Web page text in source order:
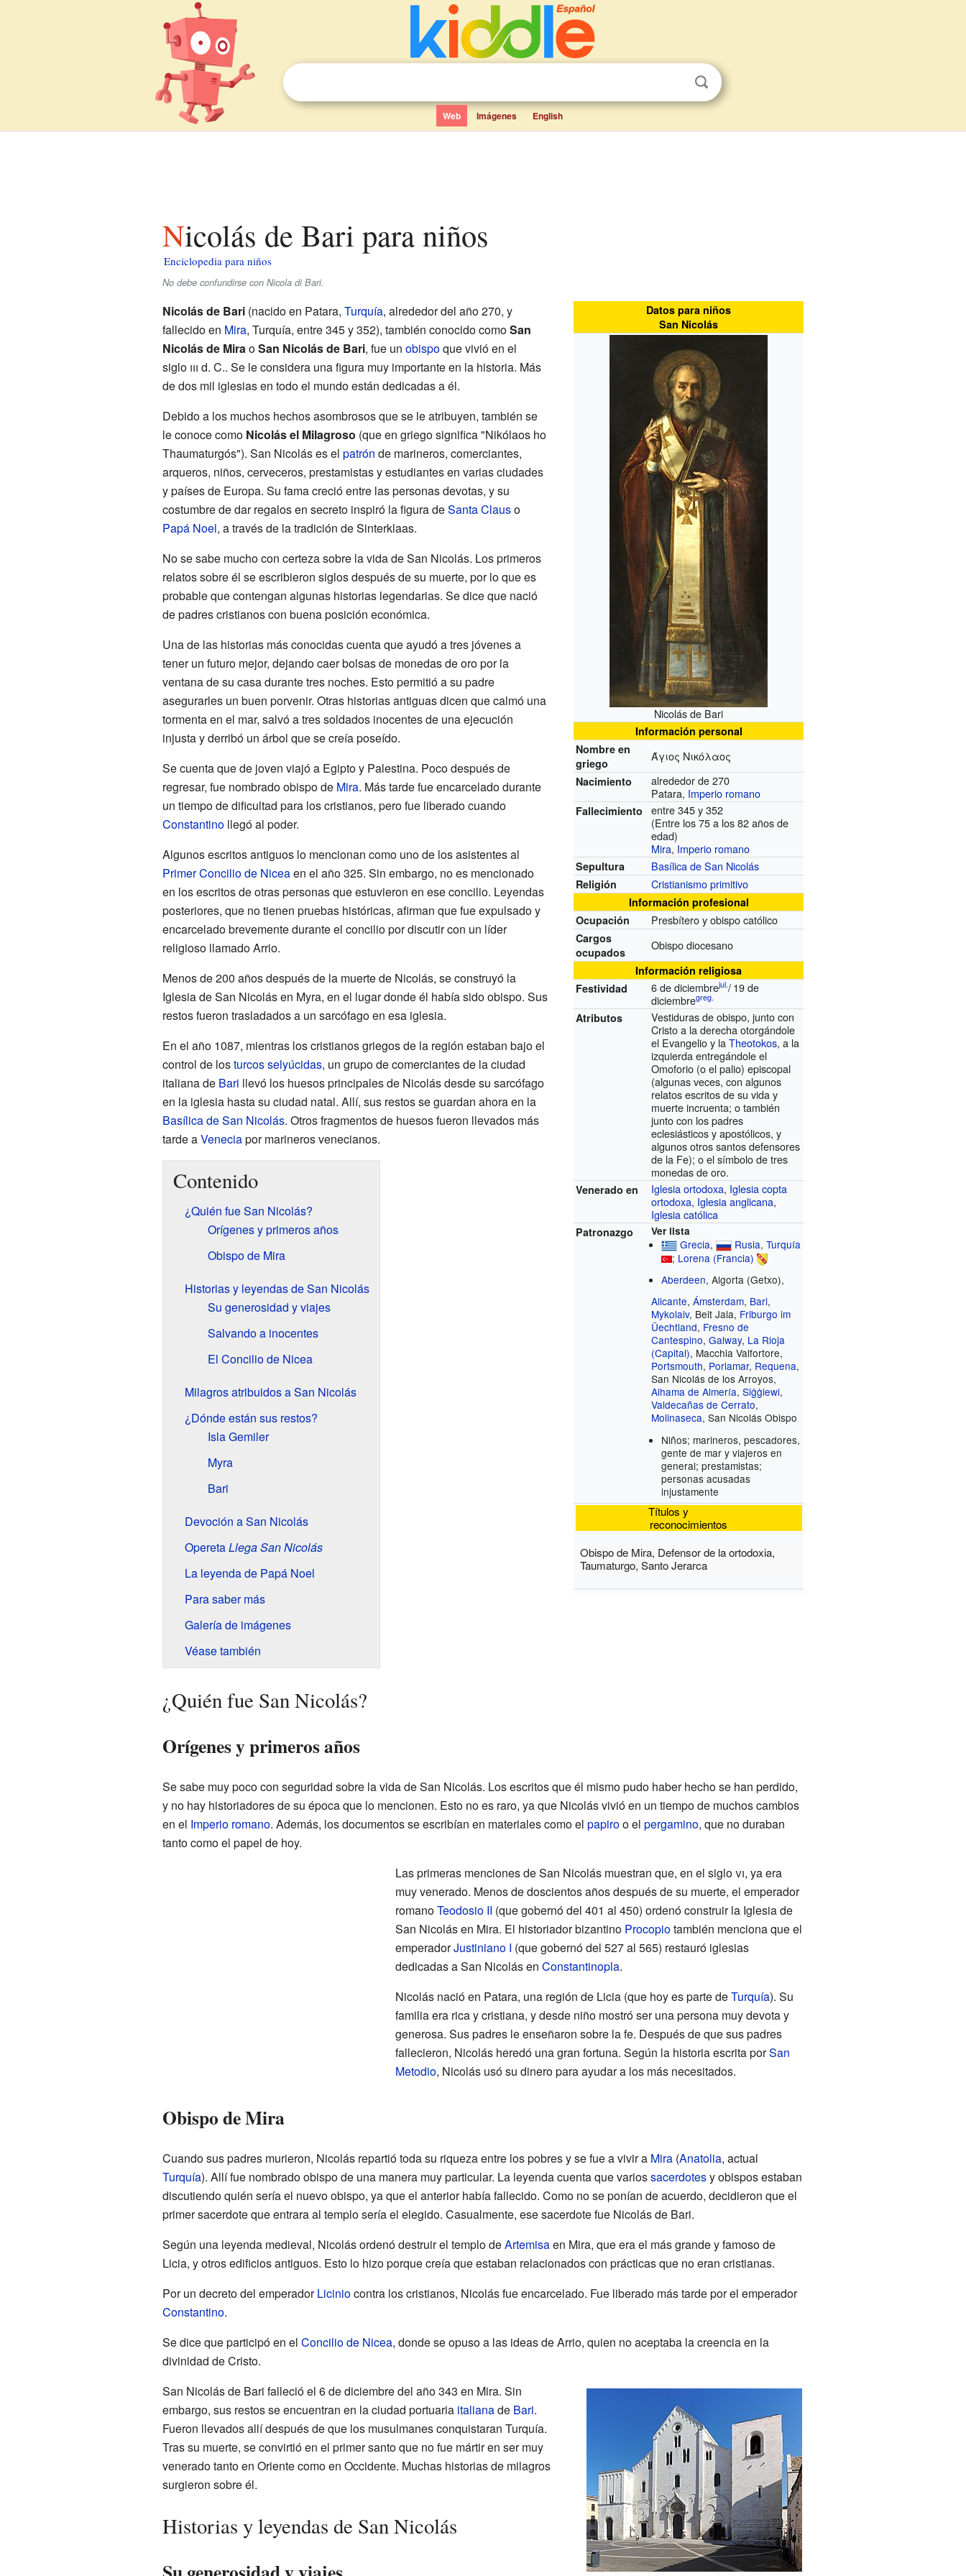
Web Imágenes English
Nicolás de Bari para niños
Enciclopedia para niños
No debe confundirse con Nicola di Bari.
Datos para niños
San Nicolás
Nicolás de Bari
Información personal
Nombre en
griego
Άγιος Νικόλαος
Nacimiento
alrededor de 270
Patara, Imperio romano
Fallecimiento
entre 345 y 352
(Entre los 75 a los 82 años de
edad)
Mira, Imperio romano
Sepultura Basílica de San Nicolás
Religión Cristianismo primitivo
Información profesional
Ocupación
Presbítero y obispo católico
Cargos
ocupados
Obispo diocesano
Información religiosa
Festividad
6 de diciembrejul./19 de
diciembregreg.
Atributos
Vestiduras de obispo, junto con
Cristo a la derecha otorgándole
el Evangelio y laTheotokos, a la
izquierda entregándole el
Omoforio (o el palio) episcopal
(algunas veces, con algunos
relatos escritos de su vida y
muerte incruenta; o también
junto con los padres
eclesiásticos y apostólicos, y
algunos otros santos defensores
de la Fe); o el símbolo de tres
monedas de oro.
Venerado en Iglesia ortodoxa, Iglesia copta
ortodoxa, Iglesia anglicana,
Iglesia católica
Patronazgo Ver lista
Grecia, Rusia, Turquía
; Lorena (Francia)
Aberdeen, Algorta (Getxo),
Alicante,Ámsterdam, Bari,
Mykolaiv, Beit Jala, Friburgo im
Üechtland, Fresno de
Cantespino,Galway, La Rioja
(Capital), Macchia Valfortore,
Portsmouth, Porlamar, Requena,
San Nicolás de los Arroyos,
Alhama de Almería,Siġġiewi,
Valdecañas de Cerrato,
Molinaseca, San Nicolás Obispo
Niños; marineros, pescadores,
gente de mar y viajeros en
general; prestamistas;
personas acusadas
injustamente
Títulos y
reconocimientos
Obispo de Mira, Defensor de la ortodoxia,
Taumaturgo, Santo Jerarca
Nicolás de Bari(nacido en Patara, Turquía, alrededor del año 270, y
fallecido en Mira, Turquía, entre 345 y 352), también conocido comoSan
Nicolás de MiraoSan Nicolás de Bari, fue un obispoque vivió en el
siglo iii d. C.. Se le considera una figura muy importante en la historia. Más
de dos mil iglesias en todo el mundo están dedicadas a él.
Debido a los muchos hechos asombrosos que se le atribuyen, también se
le conoce como Nicolás el Milagroso (que en griego significa "Nikólaos ho
Thaumaturgós"). San Nicolás es el patrón de marineros, comerciantes,
arqueros, niños, cerveceros, prestamistas y estudiantes en varias ciudades
y países de Europa. Su fama creció entre las personas devotas, y su
costumbre de dar regalos en secreto inspiró la figura deSanta Clauso
Papá Noel, a través de la tradición de Sinterklaas.
No se sabe mucho con certeza sobre la vida de San Nicolás. Los primeros
relatos sobre él se escribieron siglos después de su muerte, por lo que es
probable que contengan algunas historias legendarias. Se dice que nació
de padres cristianos con buena posición económica.
Una de las historias más conocidas cuenta que ayudó a tres jóvenes a
tener un futuro mejor, dejando caer bolsas de monedas de oro por la
ventana de su casa durante tres noches. Esto permitió a su padre
asegurarles un buen porvenir. Otras historias antiguas dicen que calmó una
tormenta en el mar, salvó a tres soldados inocentes de una ejecución
injusta y derribó un árbol que se creía poseído.
Se cuenta que de joven viajó a Egipto y Palestina. Poco después de
regresar, fue nombrado obispo de Mira. Más tarde fue encarcelado durante
un tiempo de dificultad para los cristianos, pero fue liberado cuando
Constantinollegó al poder.
Algunos escritos antiguos lo mencionan como uno de los asistentes al
Primer Concilio de Niceaen el año 325. Sin embargo, no es mencionado
en los escritos de otras personas que estuvieron en ese concilio. Leyendas
posteriores, que no tienen pruebas históricas, afirman que fue expulsado y
encarcelado brevemente durante el concilio por discutir con un líder
religioso llamado Arrio.
Menos de 200 años después de la muerte de Nicolás, se construyó la
Iglesia de San Nicolás en Myra, en el lugar donde él había sido obispo. Sus
restos fueron trasladados a un sarcófago en esa iglesia.
En el año 1087, mientras los cristianos griegos de la región estaban bajo el
control de losturcos selyúcidas, un grupo de comerciantes de la ciudad
italiana de Bari llevó los huesos principales de Nicolás desde su sarcófago
en la iglesia hasta su ciudad natal. Allí, sus restos se guardan ahora en la
Basílica de San Nicolás. Otros fragmentos de huesos fueron llevados más
tarde aVeneciapor marineros venecianos.
Contenido
¿Quién fue San Nicolás?
Orígenes y primeros años
Obispo de Mira
Historias y leyendas de San Nicolás
Su generosidad y viajes
Salvando a inocentes
El Concilio de Nicea
Milagros atribuidos a San Nicolás
¿Dónde están sus restos?
Isla Gemiler
Myra
Bari
Devoción a San Nicolás
OperetaLlega San Nicolás
La leyenda de Papá Noel
Para saber más
Galería de imágenes
Véase también
¿Quién fue San Nicolás?
Orígenes y primeros años
Se sabe muy poco con seguridad sobre la vida de San Nicolás. Los escritos que él mismo pudo haber hecho se han perdido,
y no hay historiadores de su época que lo mencionen. Esto no es raro, ya que Nicolás vivió en un tiempo de muchos cambios
en el Imperio romano. Además, los documentos se escribían en materiales como el papiroo el pergamino, que no duraban
tanto como el papel de hoy.
Las primeras menciones de San Nicolás muestran que, en el siglovi, ya era
muy venerado. Menos de doscientos años después de su muerte, el emperador
romanoTeodosio II (que gobernó del 401 al 450) ordenó construir la Iglesia de
San Nicolás en Mira. El historiador bizantino Procopiotambién menciona que el
emperadorJustiniano I (que gobernó del 527 al 565) restauró iglesias
dedicadas a San Nicolás en Constantinopla.
Nicolás nació en Patara, una región de Licia (que hoy es parte deTurquía). Su
familia era rica y cristiana, y desde niño mostró ser una persona muy devota y
generosa. Sus padres le enseñaron sobre la fe. Después de que sus padres
fallecieron, Nicolás heredó una gran fortuna. Según la historia escrita porSan
Metodio, Nicolás usó su dinero para ayudar a los más necesitados.
Obispo de Mira
Cuando sus padres murieron, Nicolás repartió toda su riqueza entre los pobres y se fue a vivir a Mira(Anatolia, actual
Turquía). Allí fue nombrado obispo de una manera muy particular. La leyenda cuenta que variossacerdotesy obispos estaban
discutiendo quién sería el nuevo obispo, ya que el anterior había fallecido. Como no se ponían de acuerdo, decidieron que el
primer sacerdote que entrara al templo sería el elegido. Casualmente, ese sacerdote fue Nicolás de Bari.
Según una leyenda medieval, Nicolás ordenó destruir el templo deArtemisaen Mira, que era el más grande y famoso de
Licia, y otros edificios antiguos. Esto lo hizo porque creía que estaban relacionados con prácticas que no eran cristianas.
Por un decreto del emperadorLiciniocontra los cristianos, Nicolás fue encarcelado. Fue liberado más tarde por el emperador
Constantino.
Se dice que participó en el Concilio de Nicea, donde se opuso a las ideas de Arrio, quien no aceptaba la creencia en la
divinidad de Cristo.
San Nicolás de Bari falleció el 6 de diciembre del año 343 en Mira. Sin
embargo, sus restos se encuentran en la ciudad portuaria italianade Bari.
Fueron llevados allí después de que los musulmanes conquistaran Turquía.
Tras su muerte, se convirtió en el primer santo que no fue mártir en ser muy
venerado tanto en Oriente como en Occidente. Muchas historias de milagros
surgieron sobre él.
Historias y leyendas de San Nicolás